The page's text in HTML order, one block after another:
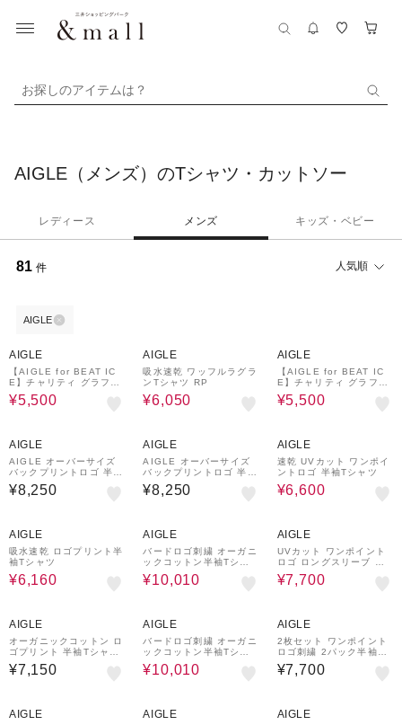
お探しのアイテムは？
AIGLE（メンズ）のTシャツ・カットソー
レディース メンズ キッズ・ベビー
81 件 人気順
AIGLE
AIGLE
【AIGLE for BEAT IC
E】チャリティ グラフィ
ック 半袖Ｔシャツ
¥5,500
AIGLE
吸水速乾 ワッフルラグラ
ンTシャツ RP
¥6,050
AIGLE
【AIGLE for BEAT IC
E】チャリティ グラフィ
ック 半袖Ｔシャツ
¥5,500
AIGLE
AIGLE オーバーサイズ
バックプリントロゴ 半袖
Tシャツ
¥8,250
AIGLE
AIGLE オーバーサイズ
バックプリントロゴ 半袖
Tシャツ
¥8,250
AIGLE
速乾 UVカット ワンポイ
ントロゴ 半袖Tシャツ
¥6,600
AIGLE
吸水速乾 ロゴプリント半
袖Tシャツ
¥6,160
AIGLE
バードロゴ刺繍 オーガニ
ックコットン半袖Tシャ
ツ
¥10,010
AIGLE
UVカット ワンポイント
ロゴ ロングスリーブ 長
袖リブTシャツ
¥7,700
AIGLE
オーガニックコットン ロ
ゴプリント 半袖Tシャツ
/ ユニセックス
¥7,150
AIGLE
バードロゴ刺繍 オーガニ
ックコットン半袖Tシャ
ツ
¥10,010
AIGLE
2枚セット ワンポイント
ロゴ刺繍 2パック半袖T
シャツ
¥7,700
AIGLE AIGLE AIGLE